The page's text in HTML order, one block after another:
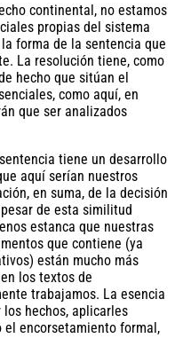
continental, no estamos
propias del sistema
la forma de la sentencia que
La resolución tiene, como
hecho que sitúan el
como aquí, en
que ser analizados
tiene un desarrollo
aquí serían nuestros
en suma, de la decisión
de esta similitud
estanca que nuestras
que contiene (ya
están mucho más
los textos de
trabajamos. La esencia
hechos, aplicarles
el encorsetamiento formal,